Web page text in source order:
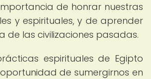
de honrar nuestras
y espirituales, y de aprender
de las civilizaciones pasadas.
espirituales de Egipto
de sumergirnos en